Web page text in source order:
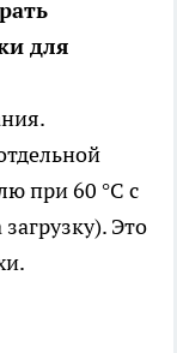
для
при 60 °C с
Это